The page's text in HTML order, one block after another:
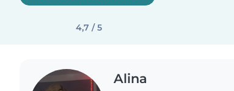
4,7 / 5
Alina